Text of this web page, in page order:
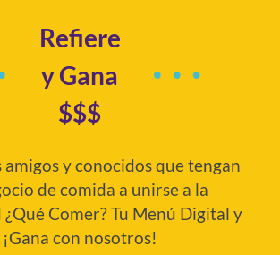
Refiere
y Gana
$$$
amigos y conocidos que tengan
de comida a unirse a la
Comer? Tu Menú Digital y
¡Gana con nosotros!